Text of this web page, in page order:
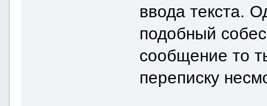
ввода текста.
подобный
сообщение то
переписку